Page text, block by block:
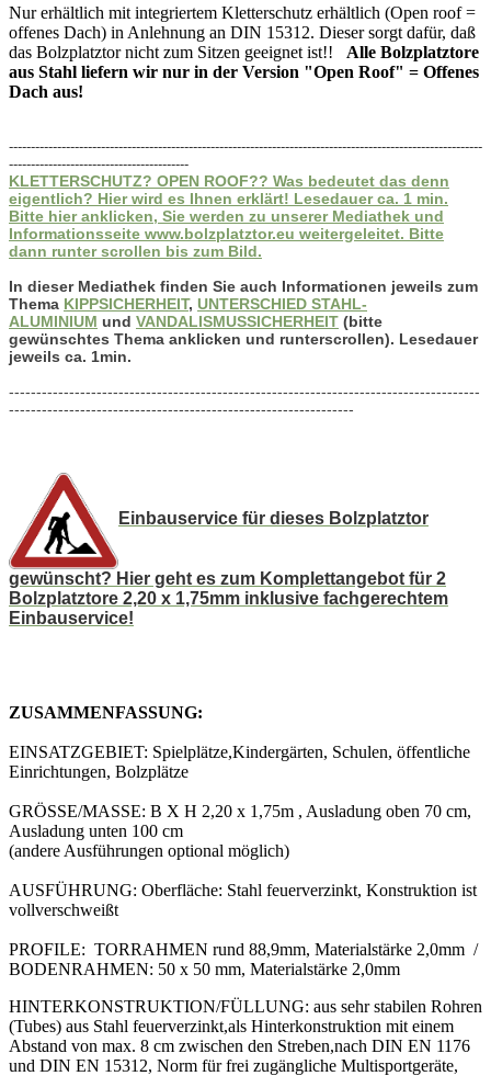
Nur erhältlich mit integriertem Kletterschutz erhältlich (Open roof =
offenes Dach) in Anlehnung an DIN 15312. Dieser sorgt dafür, daß
das Bolzplatztor nicht zum Sitzen geeignet ist!! Alle Bolzplatztore
aus Stahl liefern wir nur in der Version "Open Roof" = Offenes
Dach aus!
------------------------------------------------------------------------------------------------------------
-----------------------------------------
KLETTERSCHUTZ? OPEN ROOF?? Was bedeutet das denn
eigentlich? Hier wird es Ihnen erklärt! Lesedauer ca. 1 min.
Bitte hier anklicken, Sie werden zu unserer Mediathek und
Informationsseite www.bolzplatztor.eu weitergeleitet. Bitte
dann runter scrollen bis zum Bild.
In dieser Mediathek finden Sie auch Informationen jeweils zum
Thema KIPPSICHERHEIT, UNTERSCHIED STAHL-
ALUMINIUM und VANDALISMUSSICHERHEIT (bitte
gewünschtes Thema anklicken und runterscrollen). Lesedauer
jeweils ca. 1min.
--------------------------------------------------------------------------------------
---------------------------------------------------------------
Einbauservice für dieses Bolzplatztor
gewünscht? Hier geht es zum Komplettangebot für 2
Bolzplatztore 2,20 x 1,75mm inklusive fachgerechtem
Einbauservice!
ZUSAMMENFASSUNG:
EINSATZGEBIET: Spielplätze,Kindergärten, Schulen, öffentliche
Einrichtungen, Bolzplätze
GRÖSSE/MASSE: B X H 2,20 x 1,75m , Ausladung oben 70 cm,
Ausladung unten 100 cm
(andere Ausführungen optional möglich)
AUSFÜHRUNG: Oberfläche: Stahl feuerverzinkt, Konstruktion ist
vollverschweißt
PROFILE: TORRAHMEN rund 88,9mm, Materialstärke 2,0mm /
BODENRAHMEN: 50 x 50 mm, Materialstärke 2,0mm
HINTERKONSTRUKTION/FÜLLUNG: aus sehr stabilen Rohren
(Tubes) aus Stahl feuerverzinkt,als Hinterkonstruktion mit einem
Abstand von max. 8 cm zwischen den Streben,nach DIN EN 1176
und DIN EN 15312, Norm für frei zugängliche Multisportgeräte,